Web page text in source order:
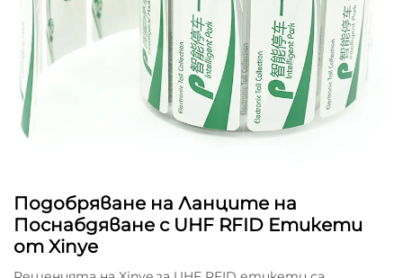
Подобряване на Ланците на
Поснабдяване с UHF RFID Етикети
от Xinye